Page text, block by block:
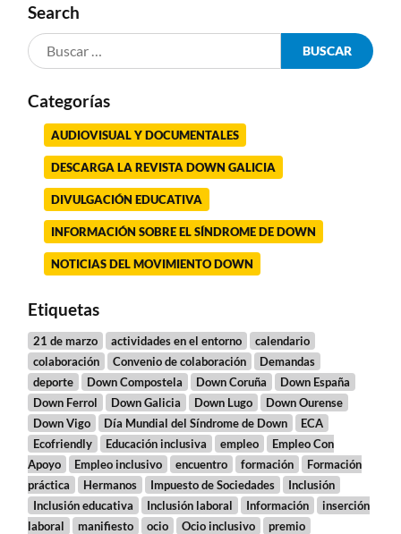
Search
Categorías
AUDIOVISUAL Y DOCUMENTALES
DESCARGA LA REVISTA DOWN GALICIA
DIVULGACIÓN EDUCATIVA
INFORMACIÓN SOBRE EL SÍNDROME DE DOWN
NOTICIAS DEL MOVIMIENTO DOWN
Etiquetas
21 de marzo actividades en el entorno
calendario
colaboración
Convenio de colaboración
Demandas
deporte
Down Compostela Down Coruña
Down España
Down Ferrol
Down Galicia Down Lugo
Down Ourense
Down Vigo
Día Mundial del Síndrome de Down
ECA
Ecofriendly
Educación inclusiva empleo
Empleo Con
Apoyo
Empleo inclusivo encuentro formación
Formación
práctica
Hermanos Impuesto de Sociedades
Inclusión
Inclusión educativa
Inclusión laboral Información
inserción
laboral
manifiesto ocio Ocio inclusivo
premio